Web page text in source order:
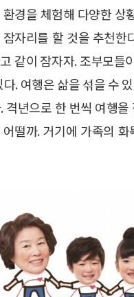
경을 체험해 다양한
자리를 할 것을 추천
같이 잠자자. 조부모들
. 여행은 삶을 섞을 수
격년으로 한 번씩 여행
떨까. 거기에 가족의